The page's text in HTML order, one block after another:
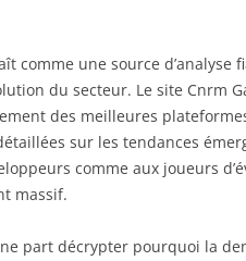
comme une source d’analyse
du secteur. Le site Cnrm
des meilleures
sur les tendances
comme aux joueurs
massif.
part décrypter pourquoi la